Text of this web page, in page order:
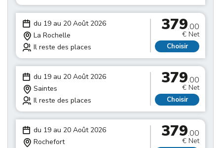
du 19 au 20 Août 2026
La Rochelle
Il reste des places
379.00
€ Net
Choisir
du 19 au 20 Août 2026
Saintes
Il reste des places
379.00
€ Net
Choisir
du 19 au 20 Août 2026
Rochefort
379.00
€ Net